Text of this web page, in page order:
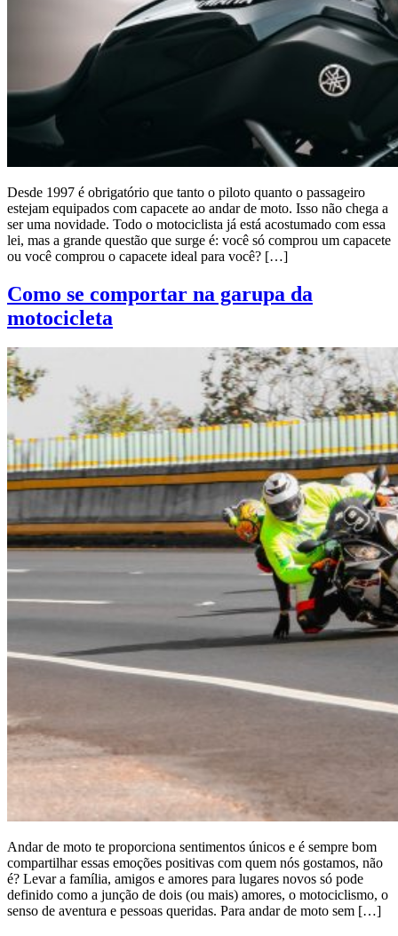
Desde 1997 é obrigatório que tanto o piloto quanto o passageiro
estejam equipados com capacete ao andar de moto. Isso não chega a
ser uma novidade. Todo o motociclista já está acostumado com essa
lei, mas a grande questão que surge é: você só comprou um capacete
ou você comprou o capacete ideal para você? […]
Como se comportar na garupa da
motocicleta
Andar de moto te proporciona sentimentos únicos e é sempre bom
compartilhar essas emoções positivas com quem nós gostamos, não
é? Levar a família, amigos e amores para lugares novos só pode
definido como a junção de dois (ou mais) amores, o motociclismo, o
senso de aventura e pessoas queridas. Para andar de moto sem […]